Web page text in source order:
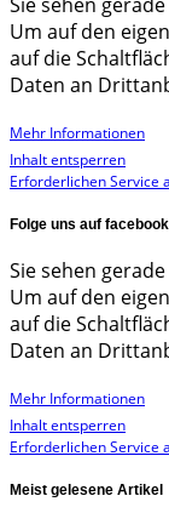
Um auf den
auf die
Daten an
Mehr Informationen
Inhalt entsperren
Erforderlichen Service
Folge uns auf
Sie sehen
Um auf den
auf die
Daten an
Mehr Informationen
Inhalt entsperren
Erforderlichen Service
Meist gelesene Artikel